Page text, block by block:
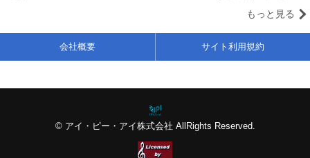
もっと見る
© アイ・ピー・アイ株式会社 AllRights Reserved.
会社概要 サイト利用規約